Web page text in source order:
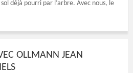
déjà pourri par l’arbre. Avec nous, le
OLLMANN JEAN